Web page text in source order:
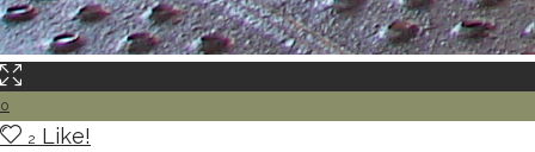
0
2 Like!